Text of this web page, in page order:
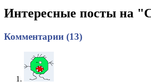
Интересные посты на
Комментарии (13)